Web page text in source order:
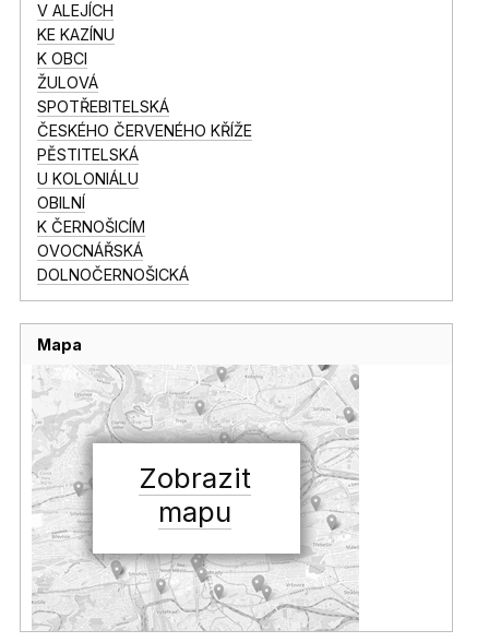
V ALEJÍCH
KE KAZÍNU
K OBCI
ŽULOVÁ
SPOTŘEBITELSKÁ
ČESKÉHO ČERVENÉHO KŘÍŽE
PĚSTITELSKÁ
U KOLONIÁLU
OBILNÍ
K ČERNOŠICÍM
OVOCNÁŘSKÁ
DOLNOČERNOŠICKÁ
Mapa
Zobrazit
mapu